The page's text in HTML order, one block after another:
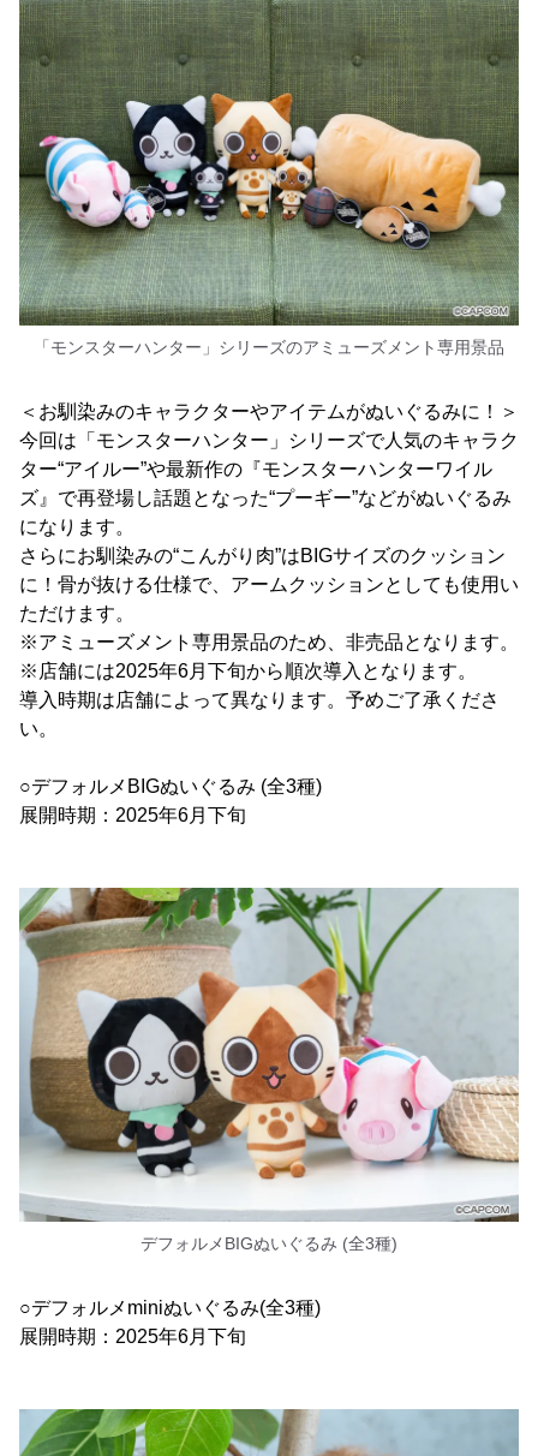
「モンスターハンター」シリーズのアミューズメント専用景品
＜お馴染みのキャラクターやアイテムがぬいぐるみに！＞
今回は「モンスターハンター」シリーズで人気のキャラク
ター“アイルー”や最新作の『モンスターハンターワイル
ズ』で再登場し話題となった“プーギー”などがぬいぐるみ
になります。
さらにお馴染みの“こんがり肉”はBIGサイズのクッション
に！骨が抜ける仕様で、アームクッションとしても使用い
ただけます。
※アミューズメント専用景品のため、非売品となります。
※店舗には2025年6月下旬から順次導入となります。
導入時期は店舗によって異なります。予めご了承くださ
い。
○デフォルメBIGぬいぐるみ (全3種)
展開時期：2025年6月下旬
デフォルメBIGぬいぐるみ (全3種)
○デフォルメminiぬいぐるみ(全3種)
展開時期：2025年6月下旬